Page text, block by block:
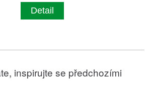
Detail
inspirujte se předchozími